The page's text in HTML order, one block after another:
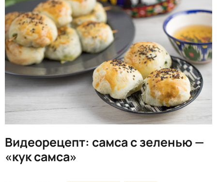
Видеорецепт: самса с зеленью —
«кук самса»